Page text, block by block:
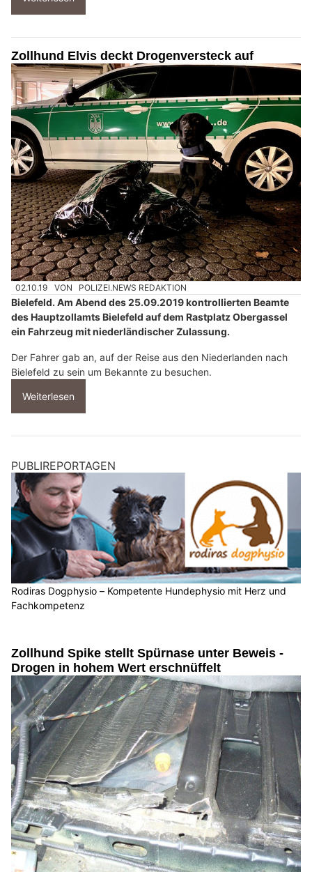
Zollhund Elvis deckt Drogenversteck auf
02.10.19 VON POLIZEI.NEWS REDAKTION
Bielefeld. Am Abend des 25.09.2019 kontrollierten Beamte
des Hauptzollamts Bielefeld auf dem Rastplatz Obergassel
ein Fahrzeug mit niederländischer Zulassung.
Der Fahrer gab an, auf der Reise aus den Niederlanden nach
Bielefeld zu sein um Bekannte zu besuchen.
Weiterlesen
PUBLIREPORTAGEN
Rodiras Dogphysio – Kompetente Hundephysio mit Herz und
Fachkompetenz
Zollhund Spike stellt Spürnase unter Beweis -
Drogen in hohem Wert erschnüffelt